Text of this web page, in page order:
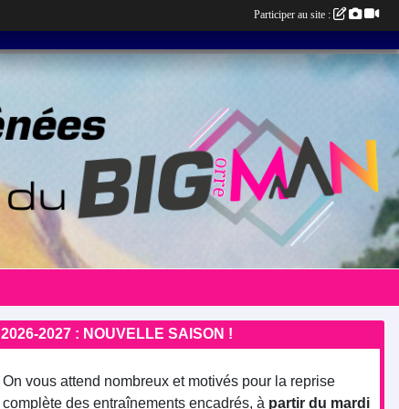
2026-2027 : NOUVELLE SAISON !
On vous attend nombreux et motivés pour la reprise
complète des entraînements encadrés, à partir du mardi
Participer au site :